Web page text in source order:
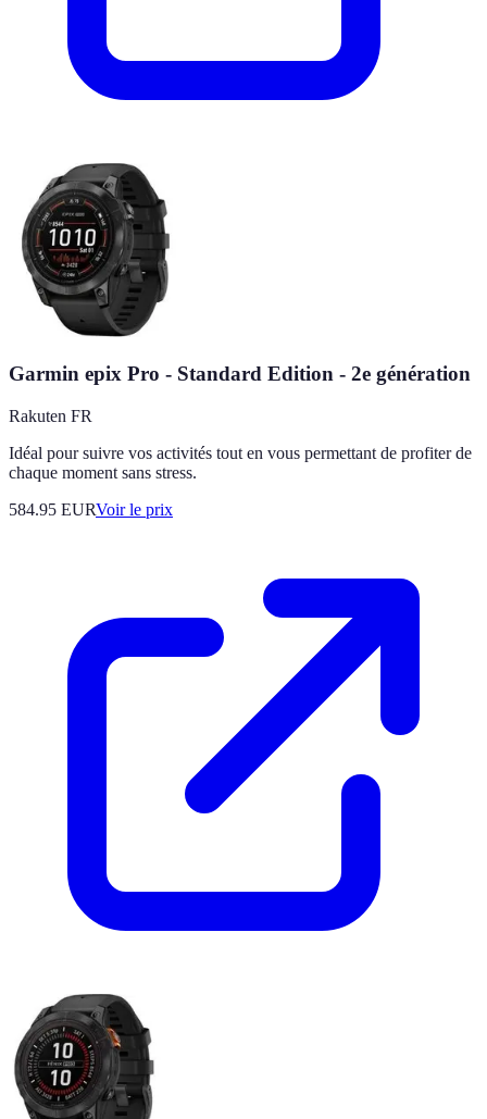
Garmin epix Pro - Standard Edition - 2e génération
Rakuten FR
Idéal pour suivre vos activités tout en vous permettant de profiter de
chaque moment sans stress.
584.95 EURVoir le prix